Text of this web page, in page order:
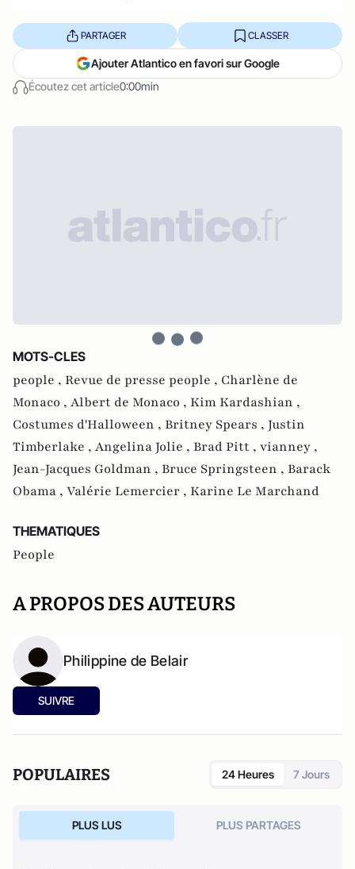
Écoutez cet article0:00min
PARTAGER CLASSER
Ajouter Atlantico en favori sur Google
MOTS-CLES
people , Revue de presse people , Charlène de
Monaco , Albert de Monaco , Kim Kardashian ,
Costumes d'Halloween , Britney Spears , Justin
Timberlake , Angelina Jolie , Brad Pitt , vianney ,
Jean-Jacques Goldman , Bruce Springsteen , Barack
Obama , Valérie Lemercier , Karine Le Marchand
THEMATIQUES
People
A PROPOS DES AUTEURS
Philippine de Belair
SUIVRE
POPULAIRES 24 Heures 7 Jours
PLUS LUS PLUS PARTAGES